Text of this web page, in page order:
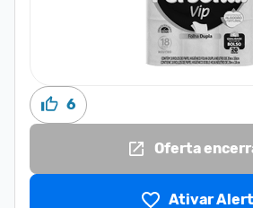
6
Oferta
Ativar